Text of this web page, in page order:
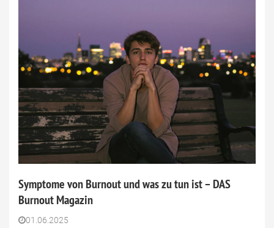
Symptome von Burnout und was zu tun ist – DAS
Burnout Magazin
01.06.2025